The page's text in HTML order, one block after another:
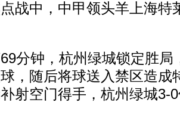
战中，中甲领头羊上海特
钟，杭州绿城锁定胜局
，随后将球送入禁区造成
射空门得手，杭州绿城3-